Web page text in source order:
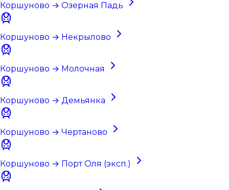
Коршуново → Озерная Падь
Коршуново → Некрылово
Коршуново → Молочная
Коршуново → Демьянка
Коршуново → Чертаново
Коршуново → Порт Оля (эксп.)